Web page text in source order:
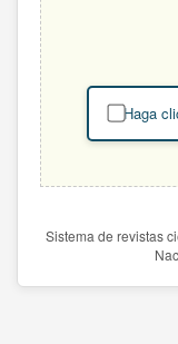
Haga
Sistema de revistas